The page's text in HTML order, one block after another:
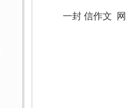
一封 信作文 网